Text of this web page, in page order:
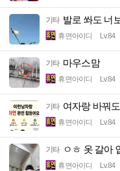
기타 발로 쏴도 너
휴면아이디 Lv.84
기타 마우스맘
휴면아이디 Lv.84
기타 여자랑 바꿔
휴면아이디 Lv.84
기타 ㅇㅎ 옷 갈아
휴면아이디 Lv.84